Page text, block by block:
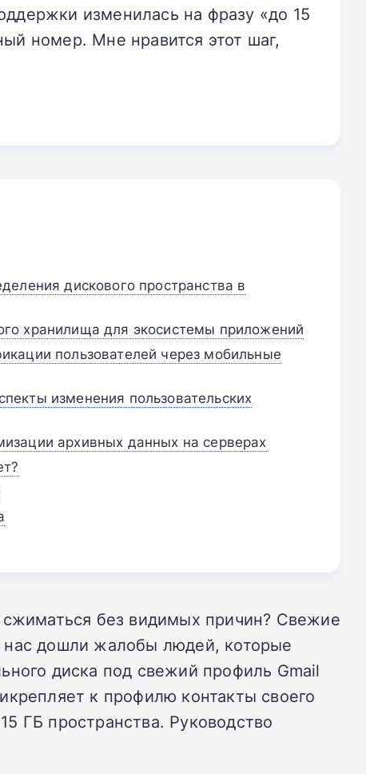
изменилась на фразу «до 15
номер. Мне нравится этот шаг,
дискового пространства в
хранилища для экосистемы приложений
пользователей через мобильные
изменения пользовательских
архивных данных на серверах
сжиматься без видимых причин? Свежие
нас дошли жалобы людей, которые
диска под свежий профиль Gmail
к профилю контакты своего
ГБ пространства. Руководство